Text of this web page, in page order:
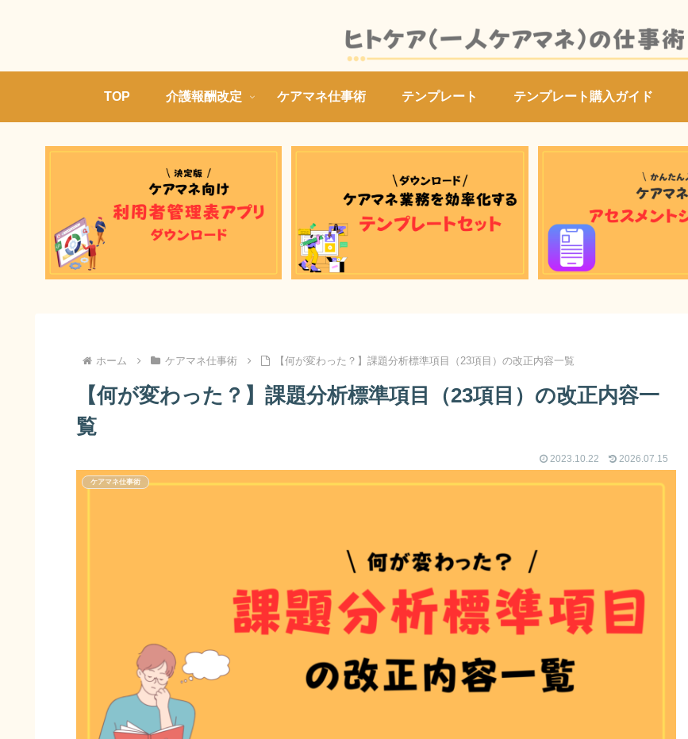
TOP 介護報酬改定 ケアマネ仕事術 テンプレート テンプレート購入ガイド
ホーム ケアマネ仕事術 【何が変わった？】課題分析標準項目（23項目）の改正内容一覧
【何が変わった？】課題分析標準項目（23項目）の改正内容一
覧
2023.10.22 2026.07.15
ケアマネ仕事術